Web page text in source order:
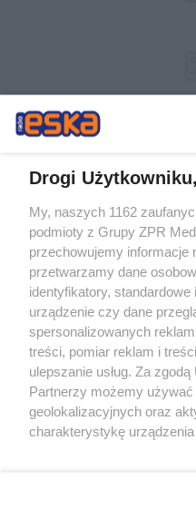
Żaden utwór zamieszczony w
rozpowszechniany lub dalej
tym także elektroniczny lub
eksploatacji w jakiejkolwiek
Internecie bez pisemnej zgody
wykorzystanie utworów w całości
tzn. bez właściwej zgody, jest
ścigane prawnie.
Drogi Użytkowniku,
My, naszych 1162
podmioty z Grupy ZPR
przechowujemy informacje
przetwarzamy dane
identyfikatory,
urządzenie czy dane
spersonalizowanych
treści, pomiar reklam i
ulepszanie usług. Za
Partnerzy możemy używać
geolokalizacyjnych oraz
charakterystykę